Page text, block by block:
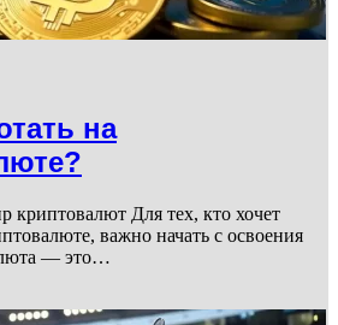
на
криптовалют Для тех, кто хочет
важно начать с освоения
— это…